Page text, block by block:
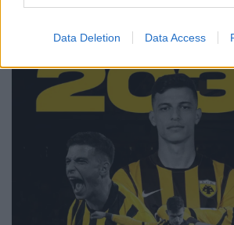
Data Deletion Data Access
Περισσότερα